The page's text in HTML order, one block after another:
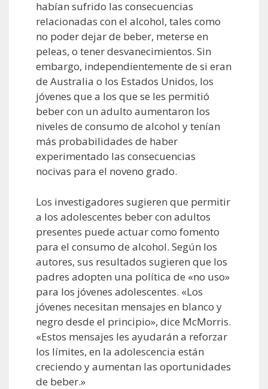
habían sufrido las consecuencias
relacionadas con el alcohol, tales como
no poder dejar de beber, meterse en
peleas, o tener desvanecimientos. Sin
embargo, independientemente de si eran
de Australia o los Estados Unidos, los
jóvenes que a los que se les permitió
beber con un adulto aumentaron los
niveles de consumo de alcohol y tenían
más probabilidades de haber
experimentado las consecuencias
nocivas para el noveno grado.
Los investigadores sugieren que permitir
a los adolescentes beber con adultos
presentes puede actuar como fomento
para el consumo de alcohol. Según los
autores, sus resultados sugieren que los
padres adopten una política de «no uso»
para los jóvenes adolescentes. «Los
jóvenes necesitan mensajes en blanco y
negro desde el principio», dice McMorris.
«Estos mensajes les ayudarán a reforzar
los límites, en la adolescencia están
creciendo y aumentan las oportunidades
de beber.»